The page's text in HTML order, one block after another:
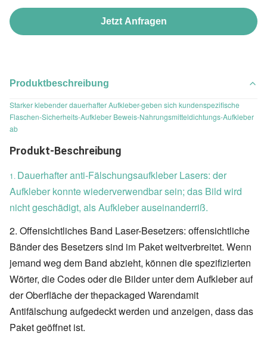
Jetzt Anfragen
Produktbeschreibung
Starker klebender dauerhafter Aufkleber-geben sich kundenspezifische
Flaschen-Sicherheits-Aufkleber Beweis-Nahrungsmitteldichtungs-Aufkleber
ab
Produkt-Beschreibung
1. Dauerhafter anti-Fälschungsaufkleber Lasers: der
Aufkleber konnte wiederverwendbar sein; das Bild wird
nicht geschädigt, als Aufkleber auseinanderriß.
2. Offensichtliches Band Laser-Besetzers: offensichtliche
Bänder des Besetzers sind im Paket weitverbreitet. Wenn
jemand weg dem Band abzieht, können die spezifizierten
Wörter, die Codes oder die Bilder unter dem Aufkleber auf
der Oberfläche der thepackaged Warendamit
Antifälschung aufgedeckt werden und anzeigen, dass das
Paket geöffnet ist.